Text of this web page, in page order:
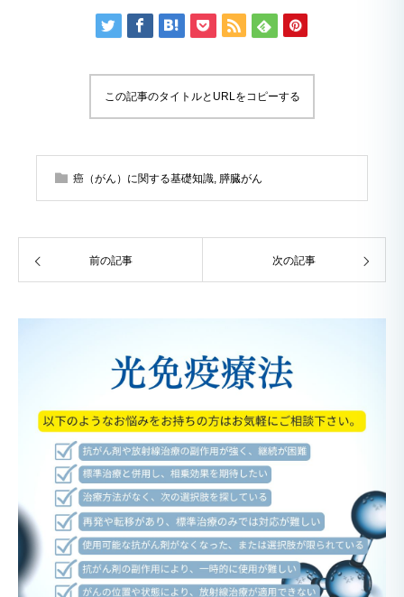
この記事のタイトルとURLをコピーする
癌（がん）に関する基礎知識, 膵臓がん
前の記事 次の記事